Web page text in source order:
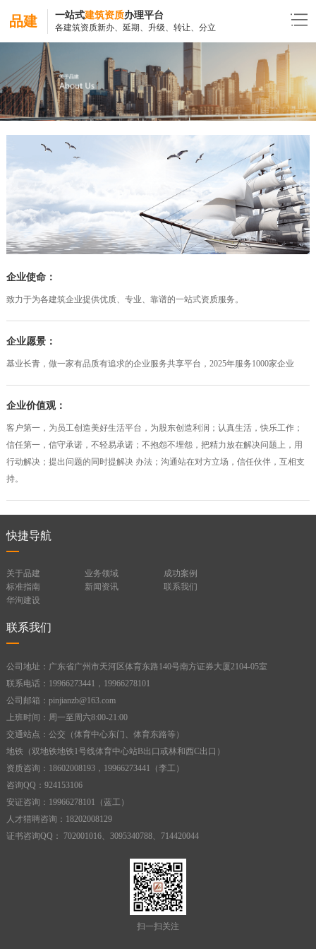
品建 一站式建筑资质办理平台
各建筑资质新办、延期、升级、转让、分立
企业使命：
致力于为各建筑企业提供优质、专业、靠谱的一站式资质服务。
企业愿景：
基业长青，做一家有品质有追求的企业服务共享平台，2025年服务1000家企业
企业价值观：
客户第一，为员工创造美好生活平台，为股东创造利润；认真生活，快乐工作；
信任第一，信守承诺，不轻易承诺；不抱怨不埋怨，把精力放在解决问题上，用
行动解决；提出问题的同时提解决 办法；沟通站在对方立场，信任伙伴，互相支
持。
快捷导航
关于品建 业务领域
成功案例
标准指南
新闻资讯
联系我们
华洵建设
联系我们
公司地址：广东省广州市天河区体育东路140号南方证券大厦2104-05室
联系电话：19966273441，19966278101
公司邮箱：pinjianzb@163.com
上班时间：周一至周六8:00-21:00
交通站点：公交（体育中心东门、体育东路等）
地铁（双地铁地铁1号线体育中心站B出口或林和西C出口）
资质咨询：18602008193，19966273441（李工）
咨询QQ：924153106
安证咨询：19966278101（蓝工）
人才猎聘咨询：18202008129
证书咨询QQ： 702001016、3095340788、714420044
扫一扫关注